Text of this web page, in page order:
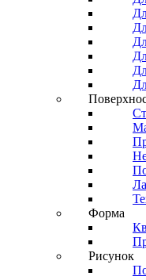
Форма
Рисунок